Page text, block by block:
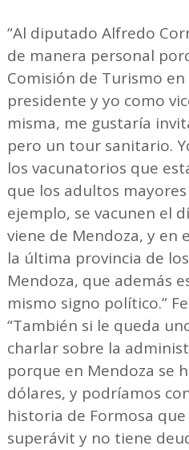
“Al diputado Alfredo
de manera personal
Comisión de Turismo en
presidente y yo como
misma, me gustaría
pero un tour sanitario.
los vacunatorios que
que los adultos
ejemplo, se vacunen el
viene de Mendoza, y en
la última provincia de
Mendoza, que además
mismo signo político.”
“También si le queda
charlar sobre la
porque en Mendoza se
dólares, y podríamos
historia de Formosa
superávit y no tiene